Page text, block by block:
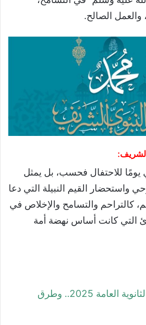
والعمل الصالح.
الشريف:
يومًا للاحتفال فحسب، بل يمثل
واستحضار القيم النبيلة التي دعا
كالتراحم والتسامح والإخلاص في
التي كانت أساس نهضة أمة
موعد إعلان نتيجة الثانوية العامة 2025.. وطرق